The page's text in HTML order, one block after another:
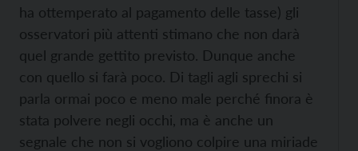
ha ottemperato al pagamento delle tasse) gli
osservatori più attenti stimano che non darà
quel grande gettito previsto. Dunque anche
con quello si farà poco. Di tagli agli sprechi si
parla ormai poco e meno male perché finora è
stata polvere negli occhi, ma è anche un
segnale che non si vogliono colpire una miriade